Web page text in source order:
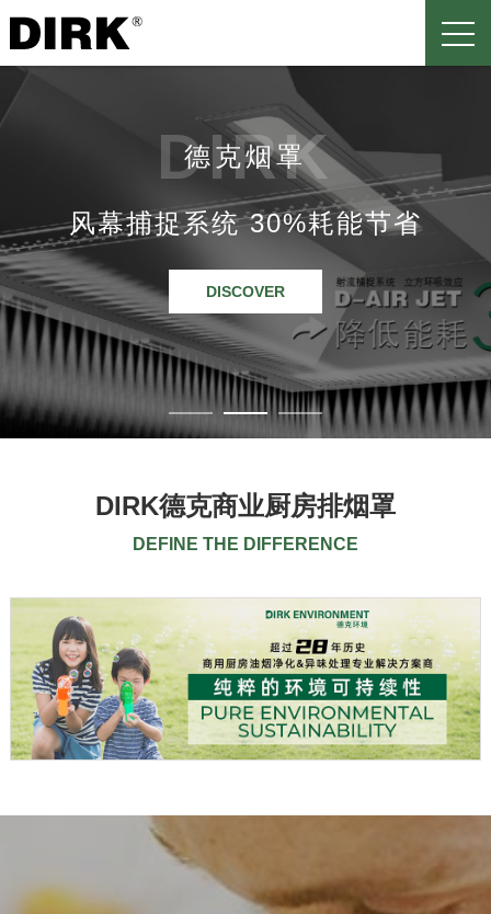
DIRK
德克烟罩
为更舒适空间环境而设
DISCOVER
DIRK
德克烟罩
风幕捕捉系统 30%耗能节省
DISCOVER
德克烟罩
DIRK德克商业厨房排烟罩
DEFINE THE DIFFERENCE